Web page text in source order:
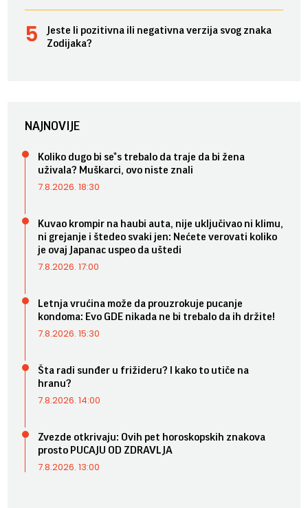
Jeste li pozitivna ili negativna verzija svog znaka
Zodijaka?
NAJNOVIJE
Koliko dugo bi se*s trebalo da traje da bi žena
uživala? Muškarci, ovo niste znali
7.8.2026. 18:30
Kuvao krompir na haubi auta, nije uključivao ni klimu,
ni grejanje i štedeo svaki jen: Nećete verovati koliko
je ovaj Japanac uspeo da uštedi
7.8.2026. 17:00
Letnja vrućina može da prouzrokuje pucanje
kondoma: Evo GDE nikada ne bi trebalo da ih držite!
7.8.2026. 15:30
Šta radi sunđer u frižideru? I kako to utiče na
hranu?
7.8.2026. 14:00
Zvezde otkrivaju: Ovih pet horoskopskih znakova
prosto PUCAJU OD ZDRAVLJA
7.8.2026. 13:00